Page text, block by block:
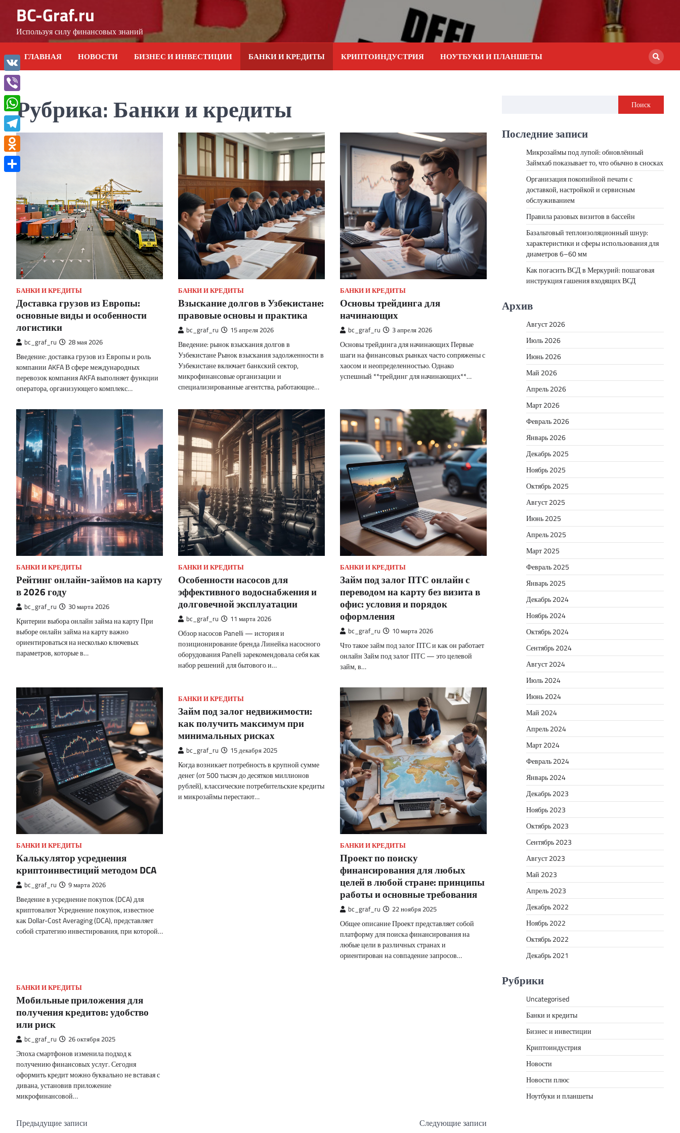
content
BC-Graf.ru
Используя силу финансовых знаний
ГЛАВНАЯ НОВОСТИ БИЗНЕС И ИНВЕСТИЦИИ БАНКИ И КРЕДИТЫ КРИПТОИНДУСТРИЯ НОУТБУКИ И ПЛАНШЕТЫ
Рубрика:Банки и кредиты
БАНКИ И КРЕДИТЫ
Доставка грузов из Европы:
основные виды и особенности
логистики
bc_graf_ru 28 мая 2026
Введение: доставка грузов из Европы и роль
компании AKFA В сфере международных
перевозок компания AKFA выполняет функции
оператора, организующего комплекс…
БАНКИ И КРЕДИТЫ
Взыскание долгов в Узбекистане:
правовые основы и практика
bc_graf_ru 15 апреля 2026
Введение: рынок взыскания долгов в
Узбекистане Рынок взыскания задолженности в
Узбекистане включает банкский сектор,
микрофинансовые организации и
специализированные агентства, работающие…
БАНКИ И КРЕДИТЫ
Основы трейдинга для
начинающих
bc_graf_ru 3 апреля 2026
Основы трейдинга для начинающих Первые
шаги на финансовых рынках часто сопряжены с
хаосом и неопределенностью. Однако
успешный **трейдинг для начинающих**…
БАНКИ И КРЕДИТЫ
Рейтинг онлайн-займов на карту
в 2026 году
bc_graf_ru 30 марта 2026
Критерии выбора онлайн займа на карту При
выборе онлайн займа на карту важно
ориентироваться на несколько ключевых
параметров, которые в…
БАНКИ И КРЕДИТЫ
Особенности насосов для
эффективного водоснабжения и
долговечной эксплуатации
bc_graf_ru 11 марта 2026
Обзор насосов Panelli — история и
позиционирование бренда Линейка насосного
оборудования Panelli зарекомендовала себя как
набор решений для бытового и…
БАНКИ И КРЕДИТЫ
Займ под залог ПТС онлайн с
переводом на карту без визита в
офис: условия и порядок
оформления
bc_graf_ru 10 марта 2026
Что такое займ под залог ПТС и как он работает
онлайн Займ под залог ПТС — это целевой
займ, в…
БАНКИ И КРЕДИТЫ
Калькулятор усреднения
криптоинвестиций методом DCA
bc_graf_ru 9 марта 2026
Введение в усреднение покупок (DCA) для
криптовалют Усреднение покупок, известное
как Dollar-Cost Averaging (DCA), представляет
собой стратегию инвестирования, при которой…
БАНКИ И КРЕДИТЫ
Займ под залог недвижимости:
как получить максимум при
минимальных рисках
bc_graf_ru 15 декабря 2025
Когда возникает потребность в крупной сумме
денег (от 500 тысяч до десятков миллионов
рублей), классические потребительские кредиты
и микрозаймы перестают…
БАНКИ И КРЕДИТЫ
Проект по поиску
финансирования для любых
целей в любой стране: принципы
работы и основные требования
bc_graf_ru 22 ноября 2025
Общее описание Проект представляет собой
платформу для поиска финансирования на
любые цели в различных странах и
ориентирован на совпадение запросов…
БАНКИ И КРЕДИТЫ
Мобильные приложения для
получения кредитов: удобство
или риск
bc_graf_ru 26 октября 2025
Эпоха смартфонов изменила подход к
получению финансовых услуг. Сегодня
оформить кредит можно буквально не вставая с
дивана, установив приложение
микрофинансовой…
Навигация
Предыдущие записи Следующие записи
Поиск
Последние записи
Микрозаймы под лупой: обновлённый
Займхаб показывает то, что обычно в сносках
Организация покопийной печати с
доставкой, настройкой и сервисным
обслуживанием
Правила разовых визитов в бассейн
Базальтовый теплоизоляционный шнур:
характеристики и сферы использования для
диаметров 6–60 мм
Как погасить ВСД в Меркурий: пошаговая
инструкция гашения входящих ВСД
Архив
Август 2026
Июль 2026
Июнь 2026
Май 2026
Апрель 2026
Март 2026
Февраль 2026
Январь 2026
Декабрь 2025
Ноябрь 2025
Октябрь 2025
Август 2025
Июнь 2025
Апрель 2025
Март 2025
Февраль 2025
Январь 2025
Декабрь 2024
Ноябрь 2024
Октябрь 2024
Сентябрь 2024
Август 2024
Июль 2024
Июнь 2024
Май 2024
Апрель 2024
Март 2024
Февраль 2024
Январь 2024
Декабрь 2023
Ноябрь 2023
Октябрь 2023
Сентябрь 2023
Август 2023
Май 2023
Апрель 2023
Декабрь 2022
Ноябрь 2022
Октябрь 2022
Декабрь 2021
Рубрики
Uncategorised
Банки и кредиты
Бизнес и инвестиции
Криптоиндустрия
Новости
Новости плюс
Ноутбуки и планшеты
VK
Viber
WhatsApp
Telegram
Odnoklassniki